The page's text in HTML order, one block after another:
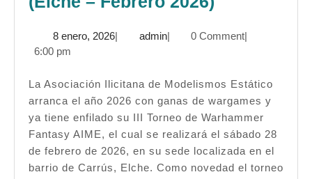
Torneo
–
Fantasy
(7ª)
–
8 enero, 20268| adminadmin
| 0 Comment|
6:00 pm
La Asociación Ilicitana de Modelismos Estático
arranca el año 2026 con ganas de wargames y
ya tiene enfilado su III Torneo de Warhammer
Fantasy AIME, el cual se realizará el sábado 28
de febrero de 2026, en su sede localizada en el
barrio de Carrús, Elche. Como novedad el torneo